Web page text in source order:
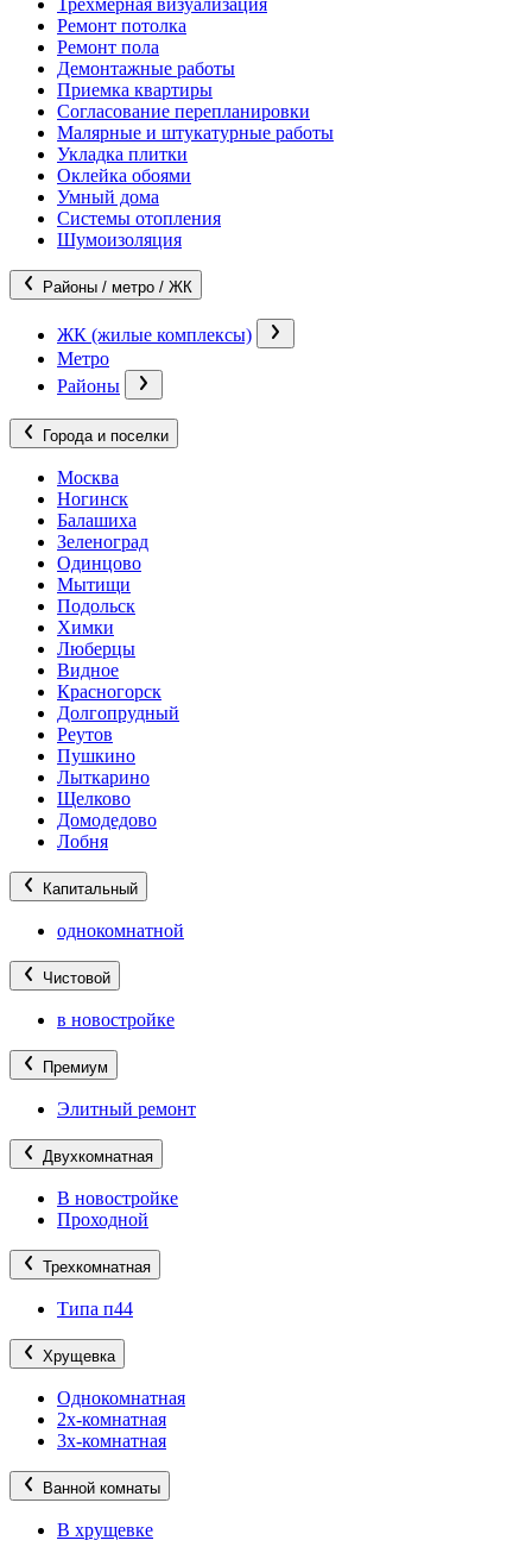
Трехмерная визуализация
Ремонт потолка
Ремонт пола
Демонтажные работы
Приемка квартиры
Согласование перепланировки
Малярные и штукатурные работы
Укладка плитки
Оклейка обоями
Умный дома
Системы отопления
Шумоизоляция
Районы / метро / ЖК
ЖК (жилые комплексы)
Метро
Районы
Города и поселки
Москва
Ногинск
Балашиха
Зеленоград
Одинцово
Мытищи
Подольск
Химки
Люберцы
Видное
Красногорск
Долгопрудный
Реутов
Пушкино
Лыткарино
Щелково
Домодедово
Лобня
Капитальный
однокомнатной
Чистовой
в новостройке
Премиум
Элитный ремонт
Двухкомнатная
В новостройке
Проходной
Трехкомнатная
Типа п44
Хрущевка
Однокомнатная
2х-комнатная
3х-комнатная
Ванной комнаты
В хрущевке